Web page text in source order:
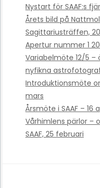
Nystart för SAAF:s
Årets bild på
Sagittariusträffen,
Apertur nummer 1
Variabelmöte 12/5 –
nyfikna
Introduktionsmöte
mars
Årsmöte i SAAF – 16
Vårhimlens pärlor –
SAAF, 25 februari